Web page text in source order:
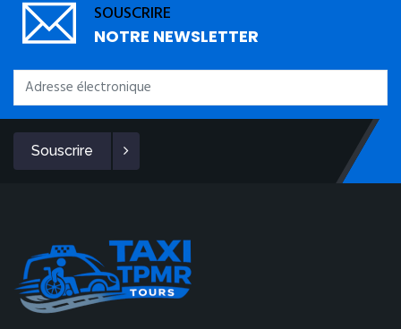
SOUSCRIRE
NOTRE NEWSLETTER
Souscrire